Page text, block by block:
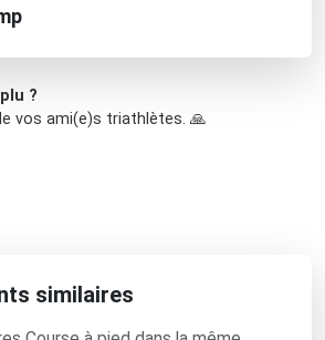
?
vos ami(e)s triathlètes. 🙏
similaires